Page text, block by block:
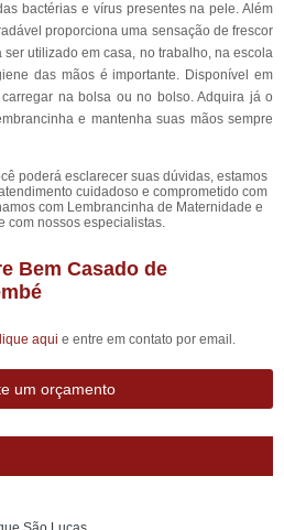
bactérias e vírus presentes na pele. Além
proporciona uma sensação de frescor
utilizado em casa, no trabalho, na escola
das mãos é importante. Disponível em
na bolsa ou no bolso. Adquira já o
e mantenha suas mãos sempre
poderá esclarecer suas dúvidas, estamos
cuidadoso e comprometido com
com Lembrancinha de Maternidade e
com nossos especialistas.
Bem Casado de
aqui e entre em contato por email.
um orçamento